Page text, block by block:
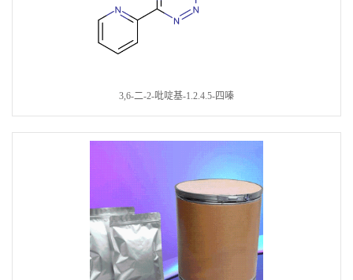
3,6-二-2-吡啶基-1.2.4.5-四嗪